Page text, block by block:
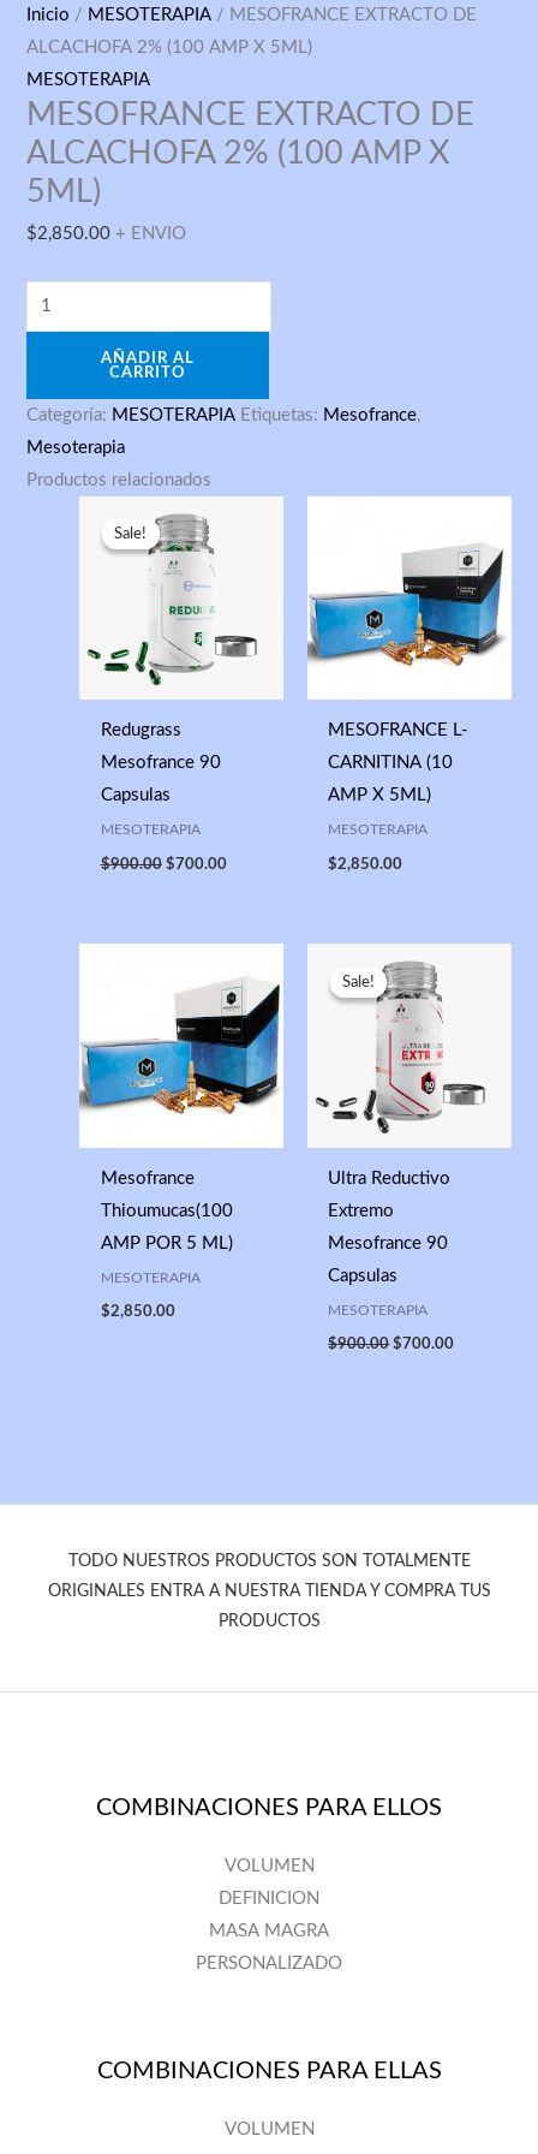
Inicio / MESOTERAPIA / MESOFRANCE EXTRACTO DE
ALCACHOFA 2% (100 AMP X 5ML)
MESOTERAPIA
MESOFRANCE EXTRACTO DE
ALCACHOFA 2% (100 AMP X
5ML)
$2,850.00 + ENVIO
MESOFRANCE
EXTRACTO
DE
ALCACHOFA
2%
(100
X
cantidad
AÑADIR AL
CARRITO
Categoría: MESOTERAPIA Etiquetas: Mesofrance,
Mesoterapia
Productos relacionados
Sale!
Sale!
Redugrass
Mesofrance 90
Capsulas
MESOTERAPIA
$900.00
price
was:
$900.00.
$700.00
MESOFRANCE L-
CARNITINA (10
AMP X 5ML)
MESOTERAPIA
$2,850.00
Mesofrance
Thioumucas(100
AMP POR 5 ML)
MESOTERAPIA
$2,850.00
Sale!
Sale!
Ultra Reductivo
Extremo
Mesofrance 90
Capsulas
MESOTERAPIA
$900.00
price
was:
$900.00.
$700.00
TODO NUESTROS PRODUCTOS SON TOTALMENTE
ORIGINALES ENTRA A NUESTRA TIENDA Y COMPRA TUS
PRODUCTOS
COMBINACIONES PARA ELLOS
VOLUMEN
DEFINICION
MASA MAGRA
PERSONALIZADO
COMBINACIONES PARA ELLAS
VOLUMEN